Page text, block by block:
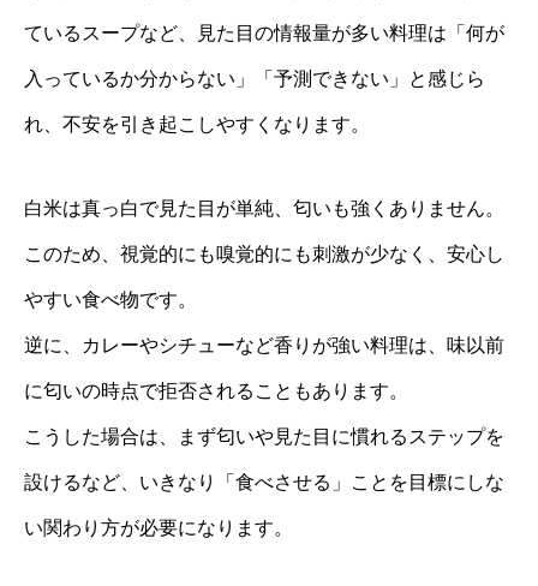
ているスープなど、見た目の情報量が多い料理は「何が
入っているか分からない」「予測できない」と感じら
れ、不安を引き起こしやすくなります。
白米は真っ白で見た目が単純、匂いも強くありません。
このため、視覚的にも嗅覚的にも刺激が少なく、安心し
やすい食べ物です。
逆に、カレーやシチューなど香りが強い料理は、味以前
に匂いの時点で拒否されることもあります。
こうした場合は、まず匂いや見た目に慣れるステップを
設けるなど、いきなり「食べさせる」ことを目標にしな
い関わり方が必要になります。